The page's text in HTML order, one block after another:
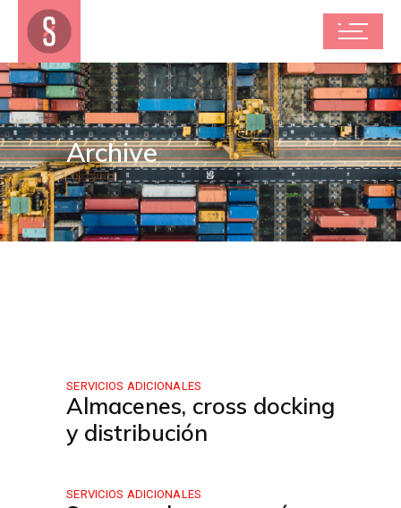
Archive
SERVICIOS ADICIONALES
Almacenes, cross docking
y distribución
SERVICIOS ADICIONALES